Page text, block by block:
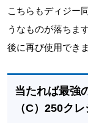
こちらもディジー
うなものが落ちま
後に再び使用できま
当たれば最強
（C）250ク